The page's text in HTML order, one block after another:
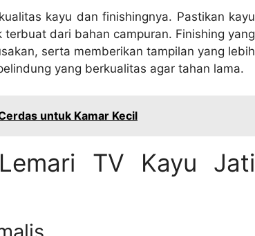
kayu dan finishingnya. Pastikan kayu
dari bahan campuran. Finishing yang
serta memberikan tampilan yang lebih
yang berkualitas agar tahan lama.
untuk Kamar Kecil
TV Kayu Jati